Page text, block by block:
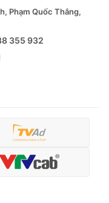
Phạm Quốc Thắng,
355 932